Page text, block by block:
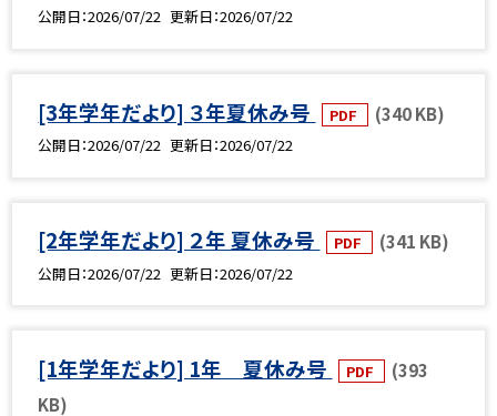
公開日 2026/07/22 更新日 2026/07/22
[3年学年だより] ３年夏休み号 PDF (340 KB)
公開日 2026/07/22 更新日 2026/07/22
[2年学年だより] ２年 夏休み号 PDF (341 KB)
公開日 2026/07/22 更新日 2026/07/22
[1年学年だより] 1年 夏休み号 PDF
(393
KB)